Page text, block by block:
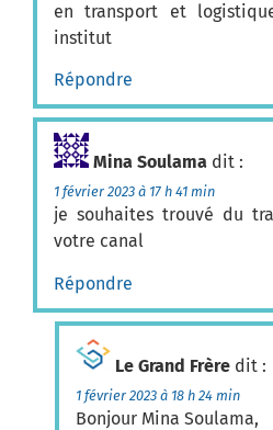
en transport et
institut
Répondre
Mina Soulama dit :
1 février 2023 à 17 h 41 min
je souhaites trouvé du
votre canal
Répondre
Le Grand Frère dit :
1 février 2023 à 18 h 24 min
Bonjour Mina Soulama,